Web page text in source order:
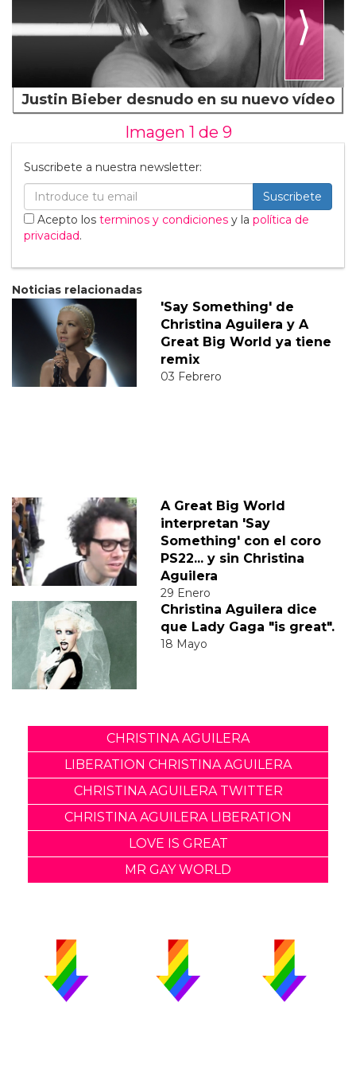
⟩
Justin Bieber desnudo en su nuevo vídeo
Imagen 1 de 9
Suscribete a nuestra newsletter:
Suscribete
Acepto los terminos y condiciones y la política de
privacidad.
Noticias relacionadas
'Say Something' de
Christina Aguilera y A
Great Big World ya tiene
remix
03 Febrero
A Great Big World
interpretan 'Say
Something' con el coro
PS22... y sin Christina
Aguilera
29 Enero
Christina Aguilera dice
que Lady Gaga "is great".
18 Mayo
CHRISTINA AGUILERA
LIBERATION CHRISTINA AGUILERA
CHRISTINA AGUILERA TWITTER
CHRISTINA AGUILERA LIBERATION
LOVE IS GREAT
MR GAY WORLD